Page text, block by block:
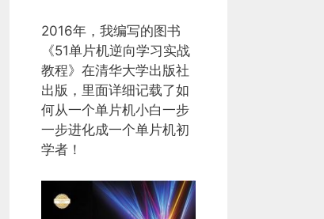
2016年，我编写的图书
《51单片机逆向学习实战
教程》在清华大学出版社
出版，里面详细记载了如
何从一个单片机小白一步
一步进化成一个单片机初
学者！